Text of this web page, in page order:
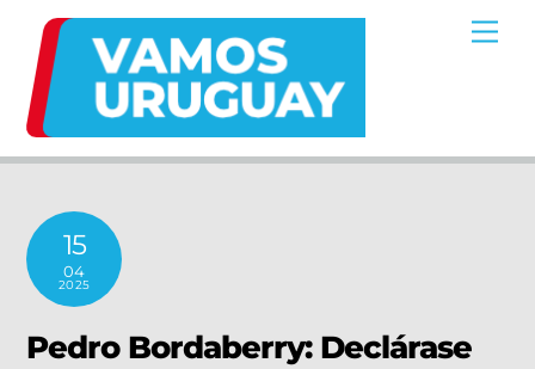
content
15
04
2025
Pedro Bordaberry: Declárase